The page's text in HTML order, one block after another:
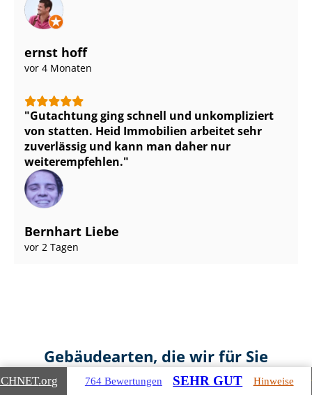
ernst hoff
vor 4 Monaten
Gutachtung ging schnell und unkompliziert
von statten. Heid Immobilien arbeitet sehr
zuverlässig und kann man daher nur
weiterempfehlen.
Bernhart Liebe
vor 2 Tagen
Gebäudearten, die wir für Sie
bewerten
.org 764 Bewertungen SEHR GUT Hinweise